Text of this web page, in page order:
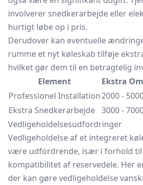
involverer snedkerarbejde eller
hurtigt løbe op i pris.
Derudover kan eventuelle
rumme et nyt køleskab tilføje
hvilket gør dem til en betragtelig
Element
Ekstra
Professionel Installation2000 -
Ekstra Snedkerarbejde 3000 -
Vedligeholdelsesudfordringer
Vedligeholdelse af et integreret
være udfordrende, især i forhold
kompatibilitet af reservedele. Her
der kan gøre vedligeholdelse